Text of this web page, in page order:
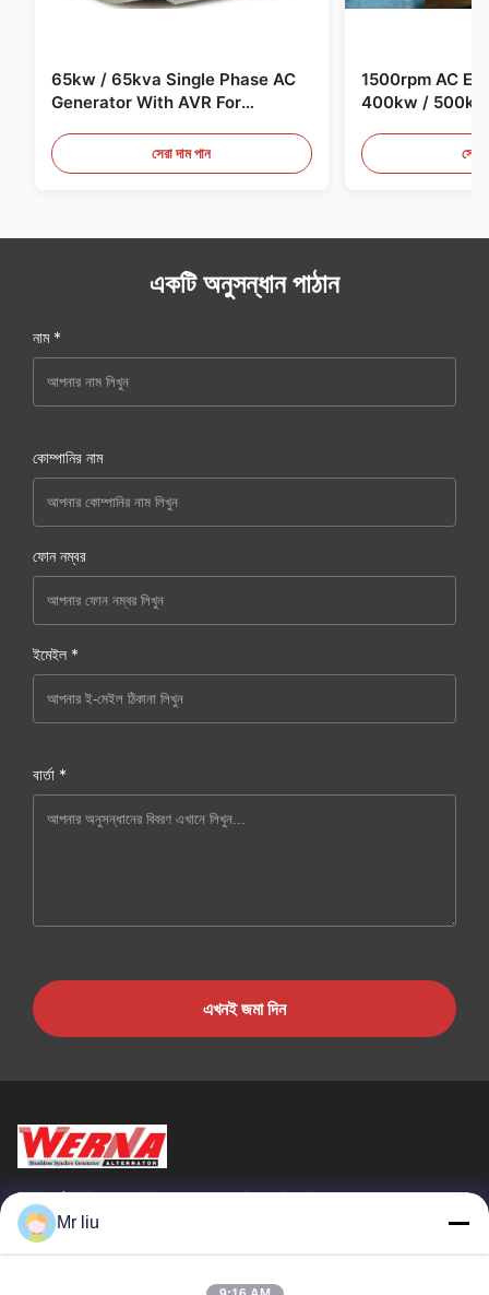
65kw / 65kva Single Phase AC
Generator With AVR For
সেরা দাম পান
1500rpm AC
400kw /
সেরা
একটি অনুসন্ধান পাঠান
নাম *
কোম্পানির নাম
ফোন নম্বর
ইমেইল *
বার্তা *
এখনই জমা দিন
Wuxi Werna Alternator Co., Ltd.
গুরুত্বপূর্ণ সংযোগ
পণ্য
Mr liu